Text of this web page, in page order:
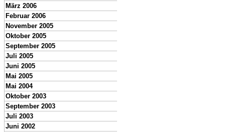
März 2006
Februar 2006
November 2005
Oktober 2005
September 2005
Juli 2005
Juni 2005
Mai 2005
Mai 2004
Oktober 2003
September 2003
Juli 2003
Juni 2002